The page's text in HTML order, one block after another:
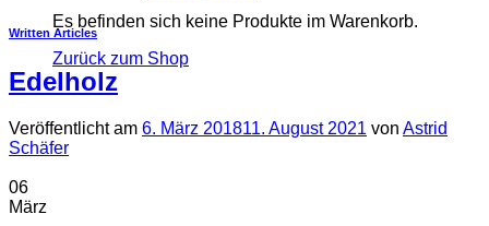
Es befinden sich keine Produkte im Warenkorb.
Zurück zum Shop
Written Articles
Edelholz
Veröffentlicht am 6. März 201811. August 2021 von Astrid
Schäfer
06
März